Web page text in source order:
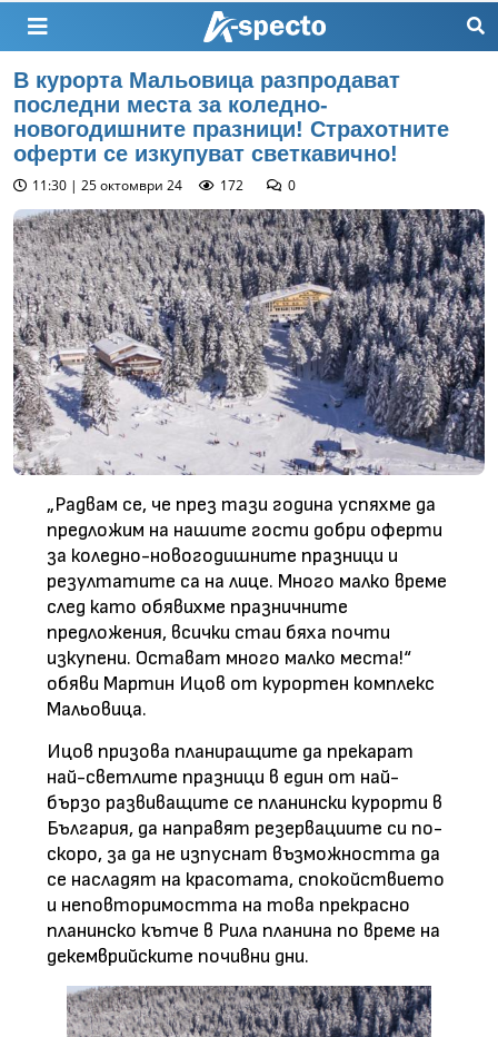
В курорта Мальовица разпродават
последни места за коледно-
новогодишните празници! Страхотните
оферти се изкупуват светкавично!
11:30 | 25 октомври 24 172 0
„Радвам се, че през тази година успяхме да
предложим на нашите гости добри оферти
за коледно-новогодишните празници и
резултатите са на лице. Много малко време
след като обявихме празничните
предложения, всички стаи бяха почти
изкупени. Остават много малко места!“
обяви Мартин Ицов от курортен комплекс
Мальовица.
Ицов призова планиращите да прекарат
най-светлите празници в един от най-
бързо развиващите се планински курорти в
България, да направят резервациите си по-
скоро, за да не изпуснат възможността да
се насладят на красотата, спокойствието
и неповторимостта на това прекрасно
планинско кътче в Рила планина по време на
декемврийските почивни дни.